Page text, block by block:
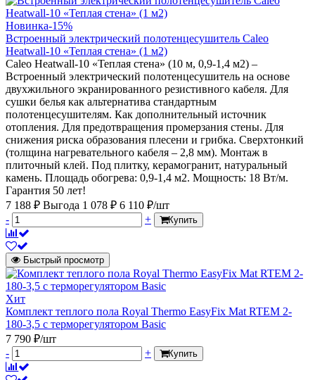
Новинка-15%
Встроенный электрический полотенцесушитель Caleo
Heatwall-10 «Теплая стена» (1 м2)
Caleo Heatwall-10 «Теплая стена» (10 м, 0,9-1,4 м2) –
Встроенный электрический полотенцесушитель на основе
двухжильного экранированного резистивного кабеля. Для
сушки белья как альтернатива стандартным
полотенцесушителям. Как дополнительный источник
отопления. Для предотвращения промерзания стены. Для
снижения риска образования плесени и грибка. Сверхтонкий
(толщина нагревательного кабеля – 2,8 мм). Монтаж в
плиточный клей. Под плитку, керамогранит, натуральный
камень. Площадь обогрева: 0,9-1,4 м2. Мощность: 18 Вт/м.
Гарантия 50 лет!
7 188 ₽ Выгода 1 078 ₽ 6 110 ₽/шт
-
+ Купить
Быстрый просмотр
Хит
Комплект теплого пола Royal Thermo EasyFix Mat RTEM 2-
180-3,5 с терморегулятором Basic
7 790 ₽/шт
-
+ Купить